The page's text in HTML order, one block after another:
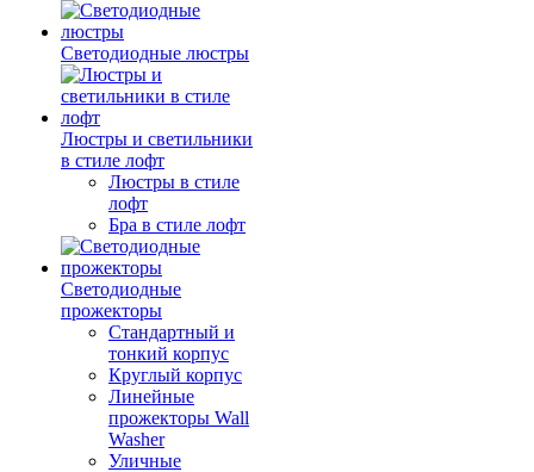
Светодиодные люстры
Люстры и светильники
в стиле лофт
Люстры в стиле
лофт
Бра в стиле лофт
Светодиодные
прожекторы
Стандартный и
тонкий корпус
Круглый корпус
Линейные
прожекторы Wall
Washer
Уличные